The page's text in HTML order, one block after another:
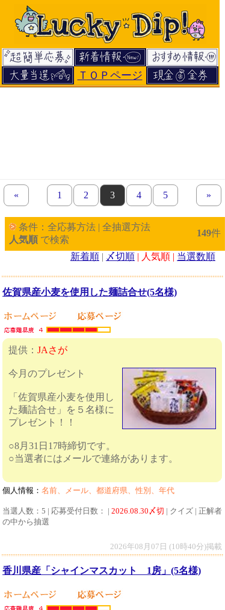
ＴＯＰページ
« previous set of pages
page
1 page
2 page
3 page
4 page
5 next
»
条件：全応募方法 | 全抽選方法
人気順 で検索
149件
新着順 | 〆切順 | 人気順 | 当選数順
佐賀県産小麦を使用した麺詰合せ(5名様)
提供： JAさが
今月のプレゼント
「佐賀県産小麦を使用し
た麺詰合せ」を５名様に
プレゼント！！
○8月31日17時締切です。
○当選者にはメールで連絡があります。
個人情報： 名前、メール、都道府県、性別、年代
当選人数：5 | 応募受付日数： | 2026.08.30〆切 | クイズ | 正解者
の中から抽選
2026年08月07日 (10時40分)掲載
香川県産「シャインマスカット 1房」(5名様)